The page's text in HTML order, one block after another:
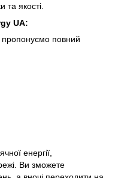
якості.
UA:
пропонуємо повний
енергії,
Ви зможете